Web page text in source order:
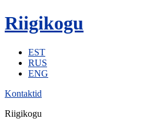
Riigikogu
EST
RUS
ENG
Kontaktid
Riigikogu